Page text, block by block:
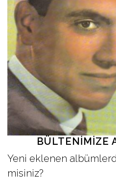
İletişim
en
BÜLTENIMIZE
Yeni eklenen
misiniz?